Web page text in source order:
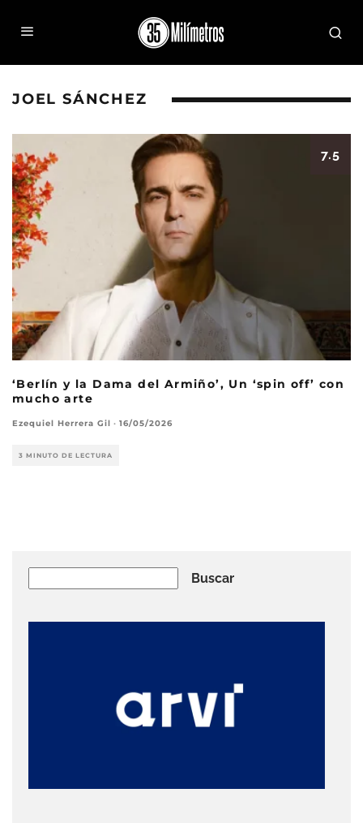
JOEL SÁNCHEZ
7.5
‘Berlín y la Dama del Armiño’, Un ‘spin off’ con
mucho arte
Ezequiel Herrera Gil · 16/05/2026
3 MINUTO DE LECTURA
Buscar